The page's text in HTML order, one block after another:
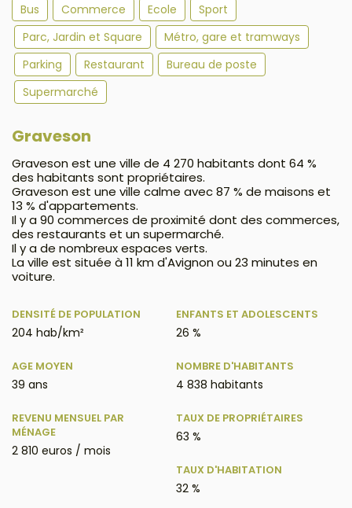
Bus Commerce Ecole
Sport
Parc, Jardin et Square
Métro, gare et tramways
Parking
Restaurant
Bureau de poste
Supermarché
Graveson
Graveson est une ville de 4 270 habitants dont 64 %
des habitants sont propriétaires.
Graveson est une ville calme avec 87 % de maisons et
13 % d'appartements.
Il y a 90 commerces de proximité dont des commerces,
des restaurants et un supermarché.
Il y a de nombreux espaces verts.
La ville est située à 11 km d'Avignon ou 23 minutes en
voiture.
DENSITÉ DE POPULATION
204 hab/km²
ENFANTS ET ADOLESCENTS
26 %
AGE MOYEN
39 ans
NOMBRE D'HABITANTS
4 838 habitants
REVENU MENSUEL PAR
MÉNAGE
2 810 euros / mois
TAUX DE PROPRIÉTAIRES
63 %
TAUX D'HABITATION
32 %